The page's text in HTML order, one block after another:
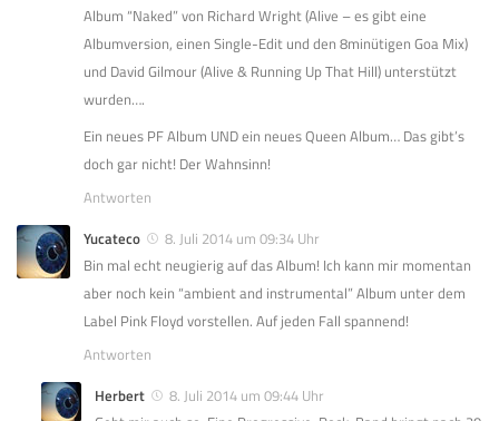
Album “Naked” von Richard Wright (Alive – es gibt eine
Albumversion, einen Single-Edit und den 8minütigen Goa Mix)
und David Gilmour (Alive & Running Up That Hill) unterstützt
wurden….
Ein neues PF Album UND ein neues Queen Album… Das gibt’s
doch gar nicht! Der Wahnsinn!
Antworten
Yucateco
8. Juli 2014 um 09:34 Uhr
Bin mal echt neugierig auf das Album! Ich kann mir momentan
aber noch kein “ambient and instrumental” Album unter dem
Label Pink Floyd vorstellen. Auf jeden Fall spannend!
Antworten
Herbert
8. Juli 2014 um 09:44 Uhr